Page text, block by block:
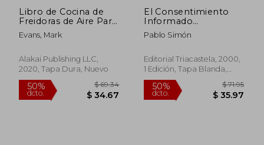
$ 17.64
Libro de Cocina de
Freidoras de Aire Para
Principiantes: Recetas
Deliciosas, Rápidas y
Tiempo, Comer Sano
y Disfrutar Cocinando
Evans, Mark
Alakai Publishing LLC,
2020, Tapa Dura, Nuevo
El Consentimiento
Informado
(Humanidades
Médicas)
Pablo Simón
Editorial Triacastela, 2000,
1 Edición, Tapa Blanda,
Nuevo